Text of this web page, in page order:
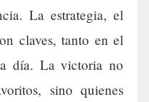
La estrategia, el
claves, tanto en el
día. La victoria no
sino quienes